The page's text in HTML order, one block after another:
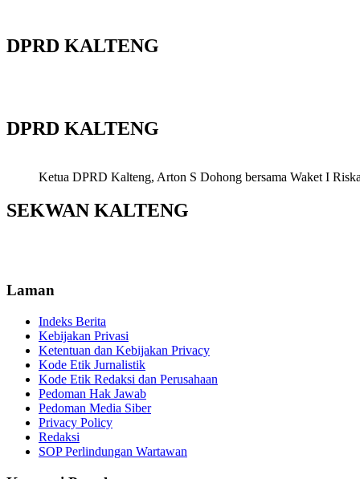
DPRD KALTENG
DPRD KALTENG
Ketua DPRD Kalteng, Arton S Dohong bersama Waket I
SEKWAN KALTENG
Laman
Indeks Berita
Kebijakan Privasi
Ketentuan dan Kebijakan Privacy
Kode Etik Jurnalistik
Kode Etik Redaksi dan Perusahaan
Pedoman Hak Jawab
Pedoman Media Siber
Privacy Policy
Redaksi
SOP Perlindungan Wartawan